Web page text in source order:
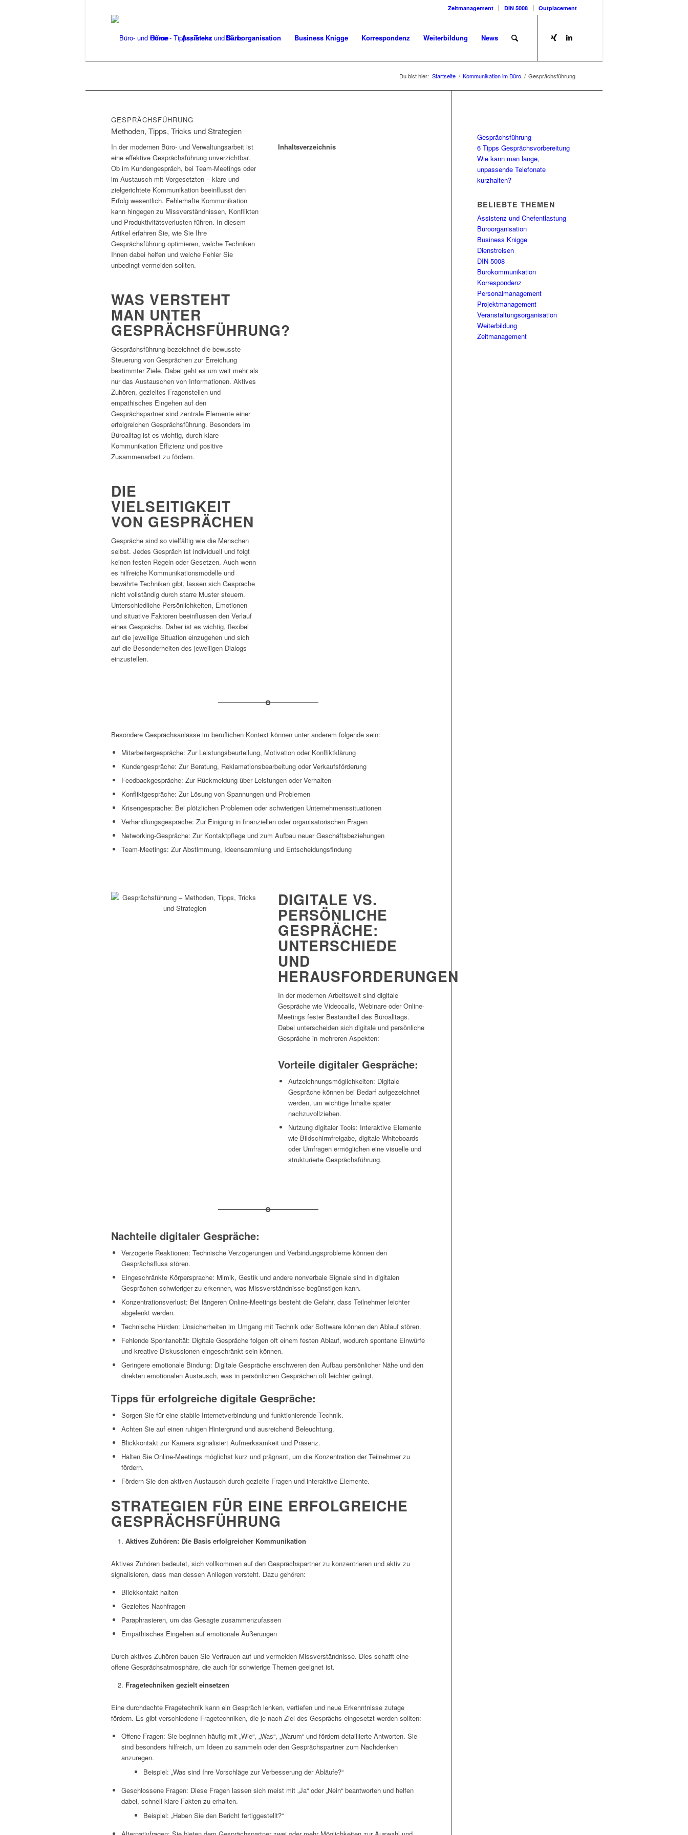
Zeitmanagement DIN 5008 Outplacement
Home Assistenz Büroorganisation Business Knigge Korrespondenz Weiterbildung News
Du bist hier: Startseite / Kommunikation im Büro / Gesprächsführung
GESPRÄCHSFÜHRUNG
Methoden, Tipps, Tricks und Strategien
In der modernen Büro- und Verwaltungsarbeit ist
eine effektive Gesprächsführung unverzichtbar.
Ob im Kundengespräch, bei Team-Meetings oder
im Austausch mit Vorgesetzten – klare und
zielgerichtete Kommunikation beeinflusst den
Erfolg wesentlich. Fehlerhafte Kommunikation
kann hingegen zu Missverständnissen, Konflikten
und Produktivitätsverlusten führen. In diesem
Artikel erfahren Sie, wie Sie Ihre
Gesprächsführung optimieren, welche Techniken
Ihnen dabei helfen und welche Fehler Sie
unbedingt vermeiden sollten.
WAS VERSTEHT
MAN UNTER
GESPRÄCHSFÜHRUNG?
Gesprächsführung bezeichnet die bewusste
Steuerung von Gesprächen zur Erreichung
bestimmter Ziele. Dabei geht es um weit mehr als
nur das Austauschen von Informationen. Aktives
Zuhören, gezieltes Fragenstellen und
empathisches Eingehen auf den
Gesprächspartner sind zentrale Elemente einer
erfolgreichen Gesprächsführung. Besonders im
Büroalltag ist es wichtig, durch klare
Kommunikation Effizienz und positive
Zusammenarbeit zu fördern.
DIE
VIELSEITIGKEIT
VON GESPRÄCHEN
Gespräche sind so vielfältig wie die Menschen
selbst. Jedes Gespräch ist individuell und folgt
keinen festen Regeln oder Gesetzen. Auch wenn
es hilfreiche Kommunikationsmodelle und
bewährte Techniken gibt, lassen sich Gespräche
nicht vollständig durch starre Muster steuern.
Unterschiedliche Persönlichkeiten, Emotionen
und situative Faktoren beeinflussen den Verlauf
eines Gesprächs. Daher ist es wichtig, flexibel
auf die jeweilige Situation einzugehen und sich
auf die Besonderheiten des jeweiligen Dialogs
einzustellen.
Inhaltsverzeichnis
Besondere Gesprächsanlässe im beruflichen Kontext können unter anderem folgende sein:
Mitarbeitergespräche: Zur Leistungsbeurteilung, Motivation oder Konfliktklärung
Kundengespräche: Zur Beratung, Reklamationsbearbeitung oder Verkaufsförderung
Feedbackgespräche: Zur Rückmeldung über Leistungen oder Verhalten
Konfliktgespräche: Zur Lösung von Spannungen und Problemen
Krisengespräche: Bei plötzlichen Problemen oder schwierigen Unternehmenssituationen
Verhandlungsgespräche: Zur Einigung in finanziellen oder organisatorischen Fragen
Networking-Gespräche: Zur Kontaktpflege und zum Aufbau neuer Geschäftsbeziehungen
Team-Meetings: Zur Abstimmung, Ideensammlung und Entscheidungsfindung
DIGITALE VS.
PERSÖNLICHE
GESPRÄCHE:
UNTERSCHIEDE
UND
HERAUSFORDERUNGEN
In der modernen Arbeitswelt sind digitale
Gespräche wie Videocalls, Webinare oder Online-
Meetings fester Bestandteil des Büroalltags.
Dabei unterscheiden sich digitale und persönliche
Gespräche in mehreren Aspekten:
Vorteile digitaler Gespräche:
Aufzeichnungsmöglichkeiten: Digitale
Gespräche können bei Bedarf aufgezeichnet
werden, um wichtige Inhalte später
nachzuvollziehen.
Nutzung digitaler Tools: Interaktive Elemente
wie Bildschirmfreigabe, digitale Whiteboards
oder Umfragen ermöglichen eine visuelle und
strukturierte Gesprächsführung.
Nachteile digitaler Gespräche:
Verzögerte Reaktionen: Technische Verzögerungen und Verbindungsprobleme können den
Gesprächsfluss stören.
Eingeschränkte Körpersprache: Mimik, Gestik und andere nonverbale Signale sind in digitalen
Gesprächen schwieriger zu erkennen, was Missverständnisse begünstigen kann.
Konzentrationsverlust: Bei längeren Online-Meetings besteht die Gefahr, dass Teilnehmer leichter
abgelenkt werden.
Technische Hürden: Unsicherheiten im Umgang mit Technik oder Software können den Ablauf stören.
Fehlende Spontaneität: Digitale Gespräche folgen oft einem festen Ablauf, wodurch spontane Einwürfe
und kreative Diskussionen eingeschränkt sein können.
Geringere emotionale Bindung: Digitale Gespräche erschweren den Aufbau persönlicher Nähe und den
direkten emotionalen Austausch, was in persönlichen Gesprächen oft leichter gelingt.
Tipps für erfolgreiche digitale Gespräche:
Sorgen Sie für eine stabile Internetverbindung und funktionierende Technik.
Achten Sie auf einen ruhigen Hintergrund und ausreichend Beleuchtung.
Blickkontakt zur Kamera signalisiert Aufmerksamkeit und Präsenz.
Halten Sie Online-Meetings möglichst kurz und prägnant, um die Konzentration der Teilnehmer zu
fördern.
Fördern Sie den aktiven Austausch durch gezielte Fragen und interaktive Elemente.
STRATEGIEN FÜR EINE ERFOLGREICHE
GESPRÄCHSFÜHRUNG
Aktives Zuhören: Die Basis erfolgreicher Kommunikation
Aktives Zuhören bedeutet, sich vollkommen auf den Gesprächspartner zu konzentrieren und aktiv zu
signalisieren, dass man dessen Anliegen versteht. Dazu gehören:
Blickkontakt halten
Gezieltes Nachfragen
Paraphrasieren, um das Gesagte zusammenzufassen
Empathisches Eingehen auf emotionale Äußerungen
Durch aktives Zuhören bauen Sie Vertrauen auf und vermeiden Missverständnisse. Dies schafft eine
offene Gesprächsatmosphäre, die auch für schwierige Themen geeignet ist.
Fragetechniken gezielt einsetzen
Eine durchdachte Fragetechnik kann ein Gespräch lenken, vertiefen und neue Erkenntnisse zutage
fördern. Es gibt verschiedene Fragetechniken, die je nach Ziel des Gesprächs eingesetzt werden sollten:
Offene Fragen: Sie beginnen häufig mit „Wie“, „Was“, „Warum“ und fördern detaillierte Antworten. Sie
sind besonders hilfreich, um Ideen zu sammeln oder den Gesprächspartner zum Nachdenken
anzuregen.
Beispiel: „Was sind Ihre Vorschläge zur Verbesserung der Abläufe?“
Geschlossene Fragen: Diese Fragen lassen sich meist mit „Ja“ oder „Nein“ beantworten und helfen
dabei, schnell klare Fakten zu erhalten.
Beispiel: „Haben Sie den Bericht fertiggestellt?“
Gesprächsführung
6 Tipps Gesprächsvorbereitung
Wie kann man lange,
unpassende Telefonate
kurzhalten?
BELIEBTE THEMEN
Assistenz und Chefentlastung
Büroorganisation
Business Knigge
Dienstreisen
DIN 5008
Bürokommunikation
Korrespondenz
Personalmanagement
Projektmanagement
Veranstaltungsorganisation
Weiterbildung
Zeitmanagement